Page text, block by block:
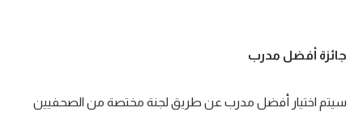
جائزة أفضل مدرب
سيتم اختيار أفضل مدرب عن طريق لجنة مختصة من الصحفيين